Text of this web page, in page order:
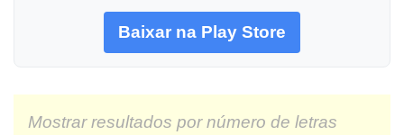
Baixar na Play Store
Mostrar resultados por número de letras